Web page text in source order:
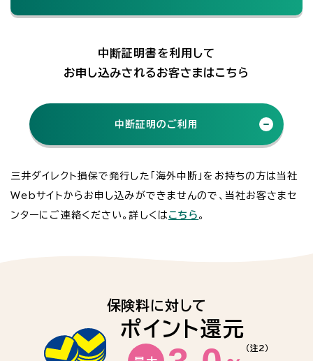
中断証明書を利用して
お申し込みされるお客さまはこちら
中断証明のご利用
三井ダイレクト損保で発行した「海外中断」をお持ちの方は当社
Webサイトからお申し込みができませんので、当社お客さまセ
ンターにご連絡ください。詳しくは こちら 。
保険料に対して
ポイント還元
（注2）